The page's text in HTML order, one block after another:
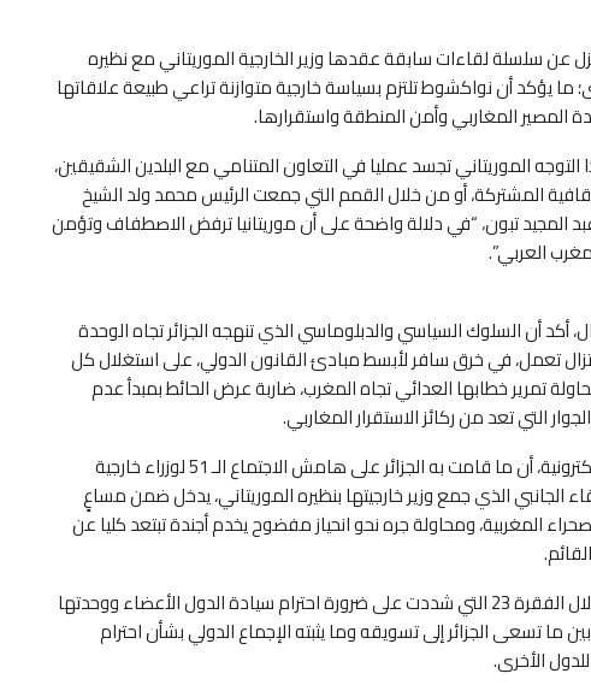
عن سلسلة لقاءات سابقة عقدها وزير الخارجية الموريتاني مع نظيره
يؤكد أن نواكشوط تلتزم بسياسة خارجية متوازنة تراعي طبيعة علاقاتها
المصير المغاربي وأمن المنطقة واستقرارها.
التوجه الموريتاني تجسد عمليا في التعاون المتنامي مع البلدين الشقيقين،
المشتركة، أو من خلال القمم التي جمعت الرئيس محمد ولد الشيخ
تبون، “في دلالة واضحة على أن موريتانيا ترفض الاصطفاف وتؤمن
العربي”.
أكد أن السلوك السياسي والدبلوماسي الذي تنهجه الجزائر تجاه الوحدة
تزال تعمل، في خرق سافر لأبسط مبادئ القانون الدولي، على استغلال كل
تمرير خطابها العدائي تجاه المغرب، ضاربة عرض الحائط بمبدأ عدم
التي تعد من ركائز الاستقرار المغاربي.
وأضاف بوشاكوك، في تصريح لجريدة هسبريس الإلكترونية، أن ما قامت به الجزائر على هامش الاجتماع الـ 51 لوزراء خارجية
الجانبي الذي جمع وزير خارجيتها بنظيره الموريتاني، يدخل ضمن مساعٍ
المغربية، ومحاولة جره نحو انحياز مفضوح يخدم أجندة تبتعد كليا عن
وذكر أن بيان المنظمة الإسلامية كان واضحا من خلال الفقرة 23 التي شددت على ضرورة احترام سيادة الدول الأعضاء ووحدتها
ما تسعى الجزائر إلى تسويقه وما يثبته الإجماع الدولي بشأن احترام
الأخرى.